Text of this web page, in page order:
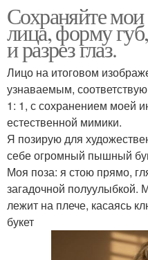
Сохраняйте
лица, форму
и разрез глаз.
Лицо на итоговом
узнаваемым,
1: 1, с сохранением моей
естественной мимики.
Я позирую для
себе огромный пышный
Моя поза: я стою прямо,
загадочной полуулыбкой.
лежит на плече, касаясь
букет